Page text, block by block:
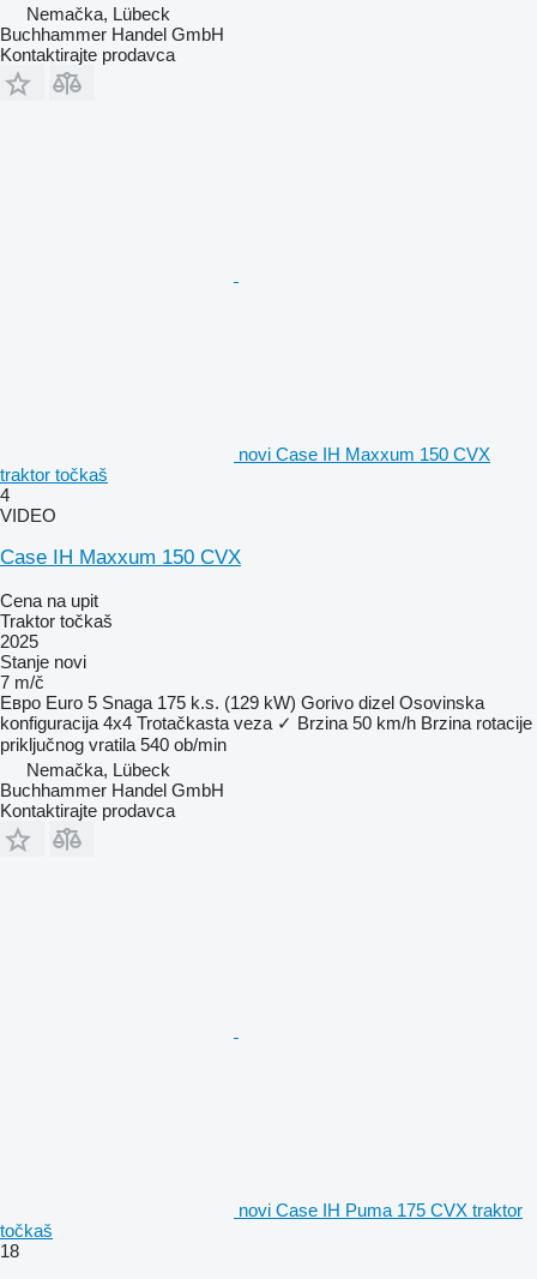
Nemačka, Lübeck
Buchhammer Handel GmbH
Kontaktirajte prodavca
novi Case IH Maxxum 150 CVX
traktor točkaš
4
VIDEO
Case IH Maxxum 150 CVX
Cena na upit
Traktor točkaš
2025
Stanje novi
7 m/č
Евро Euro 5 Snaga 175 k.s. (129 kW) Gorivo dizel Osovinska
konfiguracija 4x4 Trotačkasta veza ✓ Brzina 50 km/h Brzina rotacije
priključnog vratila 540 ob/min
Nemačka, Lübeck
Buchhammer Handel GmbH
Kontaktirajte prodavca
novi Case IH Puma 175 CVX traktor
točkaš
18